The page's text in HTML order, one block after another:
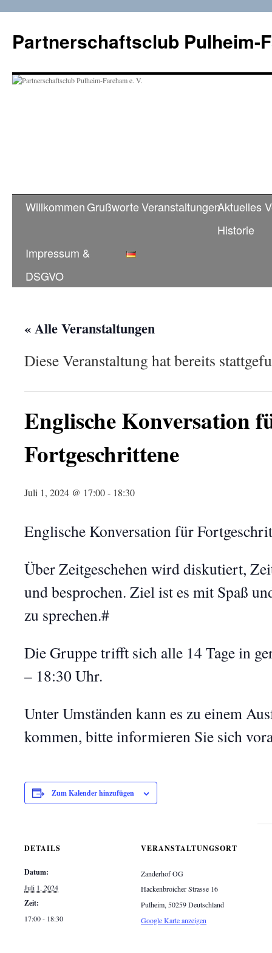
springen
Partnerschaftsclub Pulheim-
WillkommenGrußworteVeranstaltungenAktuelles
Historie
Impressum &
DSGVO
« Alle Veranstaltungen
Diese Veranstaltung hat bereits
Englische Konversation
Fortgeschrittene
Juli 1, 2024 @ 17:00- 18:30
Englische Konversation für
Über Zeitgeschehen wird diskutiert,
und besprochen. Ziel ist es mit Spaß
zu sprechen.#
Die Gruppe trifft sich alle 14 Tage in
– 18:30 Uhr.
Unter Umständen kann es zu einem
kommen, bitte informieren Sie sich
Zum Kalender hinzufügen
DETAILS
Datum:
Juli 1, 2024
Zeit:
17:00 - 18:30
VERANSTALTUNGSORT
Zanderhof OG
Hackenbroicher Strasse 16
Pulheim, 50259Deutschland
Google Karte anzeigen